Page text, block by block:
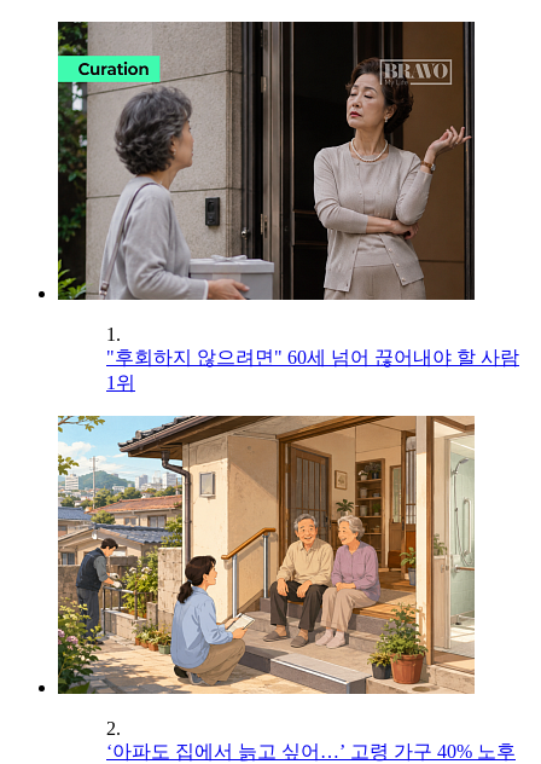
1.
"후회하지 않으려면" 60세 넘어 끊어내야 할 사람
1위
2.
‘아파도 집에서 늙고 싶어…’ 고령 가구 40% 노후